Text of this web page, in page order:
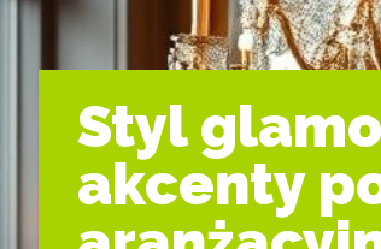
Styl
akcenty